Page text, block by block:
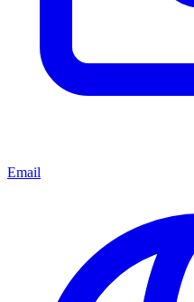
Email